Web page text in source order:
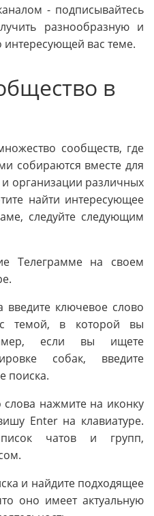
- подписывайтесь
разнообразную и
вас теме.
в
сообществ, где
собираются вместе для
организации различных
найти интересующее
следуйте следующим
Телеграмме на своем
ключевое слово
темой, в которой вы
если вы ищете
собак, введите
поиска.
нажмите на иконку
Enter на клавиатуре.
чатов и групп,
и найдите подходящее
оно имеет актуальную